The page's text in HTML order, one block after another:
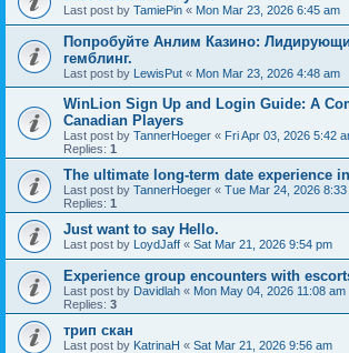
Last post by TamiePin « Mon Mar 23, 2026 6:45 am
Попробуйте Анлим Казино:
гемблинг.
Last post by LewisPut « Mon Mar 23, 2026 4:48 am
WinLion Sign Up and Login Guide: A
Canadian Players
Last post by TannerHoeger « Fri Apr 03, 2026 5:42
Replies: 1
The ultimate long-term date experience
Last post by TannerHoeger « Tue Mar 24, 2026 8:33
Replies: 1
Just want to say Hello.
Last post by LoydJaff « Sat Mar 21, 2026 9:54 pm
Experience group encounters with
Last post by Davidlah « Mon May 04, 2026 11:08 am
Replies: 3
трип скан
Last post by KatrinaH « Sat Mar 21, 2026 9:56 am